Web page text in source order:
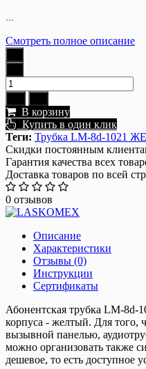
...
Смотреть полное описание
В корзину
Купить в один клик
Теги: Трубка LM-8d-
Скидки постоянным
Гарантия качества всех
Доставка товаров по всей
0 отзывов
Описание
Характеристики
Отзывы (0)
Инструкции
Сертификаты
Абонентская трубка LM-8d-
корпуса - желтый. Для того,
вызывной панелью,
можно организовать также
дешевое, то есть доступное